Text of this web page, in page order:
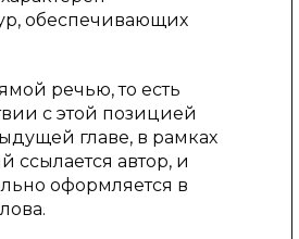
обеспечивающих
речью, то есть
с этой позицией
главе, в рамках
ссылается автор, и
оформляется в